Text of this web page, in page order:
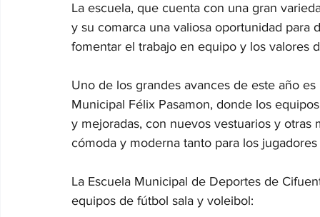
La escuela, que cuenta con una gran
y su comarca una valiosa oportunidad para
fomentar el trabajo en equipo y los valores
Uno de los grandes avances de este año
Municipal Félix Pasamon, donde los
y mejoradas, con nuevos vestuarios y
cómoda y moderna tanto para los
La Escuela Municipal de Deportes de
equipos de fútbol sala y voleibol: